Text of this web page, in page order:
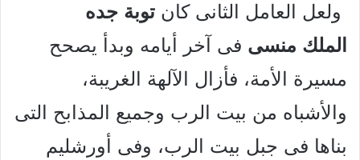
ولعل العامل الثانى كان توبة جده
الملك منسى فى آخر أيامه وبدأ يصحح
مسيرة الأمة، فأزال الآلهة الغريبة،
والأشباه من بيت الرب وجميع المذابح التى
بناها فى جبل بيت الرب، وفى أورشليم